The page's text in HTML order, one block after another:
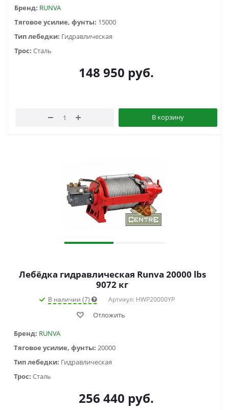
Бренд: RUNVA
Тяговое усилие, фунты: 15000
Тип лебедки: Гидравлическая
Трос: Сталь
148 950 руб.
В корзину
Лебёдка гидравлическая Runva 20000 lbs
9072 кг
В наличии (7) Артикул: HWP20000YP
Отложить
Бренд: RUNVA
Тяговое усилие, фунты: 20000
Тип лебедки: Гидравлическая
Трос: Сталь
256 440 руб.